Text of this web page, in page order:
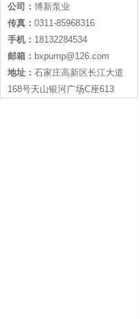
公司： 博新泵业
传真： 0311-85968316
手机： 18132284534
邮箱： bxpump@126.com
地址： 石家庄高新区长江大道
168号天山银河广场C座613